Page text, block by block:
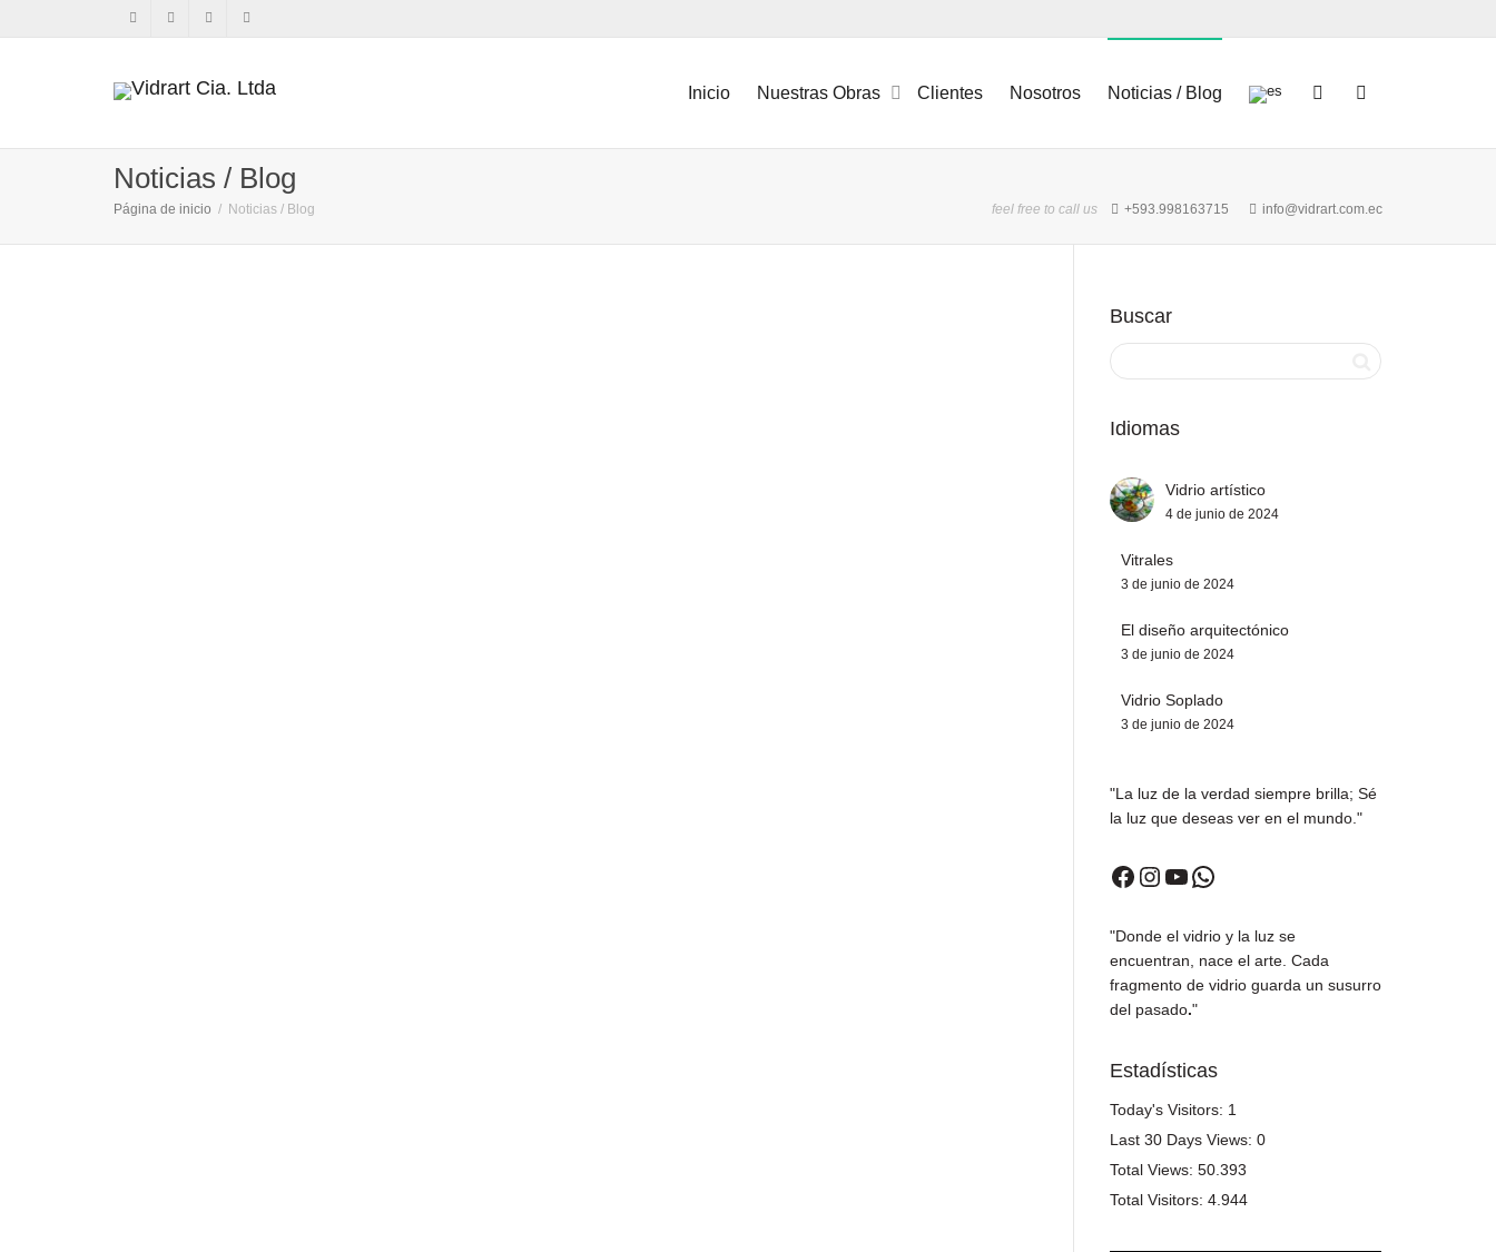
Inicio Nuestras Obras Clientes Nosotros Noticias / Blog
Noticias / Blog
Página de inicio Noticias / Blog feel free to call us +593.998163715 info@vidrart.com.ec
Buscar
Idiomas
Vidrio artístico
4 de junio de 2024
Vitrales
3 de junio de 2024
El diseño arquitectónico
3 de junio de 2024
Vidrio Soplado
3 de junio de 2024
"La luz de la verdad siempre brilla; Sé
la luz que deseas ver en el mundo."
Facebook
Instagram
YouTube
WhatsApp
"Donde el vidrio y la luz se
encuentran, nace el arte. Cada
fragmento de vidrio guarda un susurro
del pasado."
Estadísticas
Today's Visitors: 1
Last 30 Days Views: 0
Total Views: 50.393
Total Visitors: 4.944